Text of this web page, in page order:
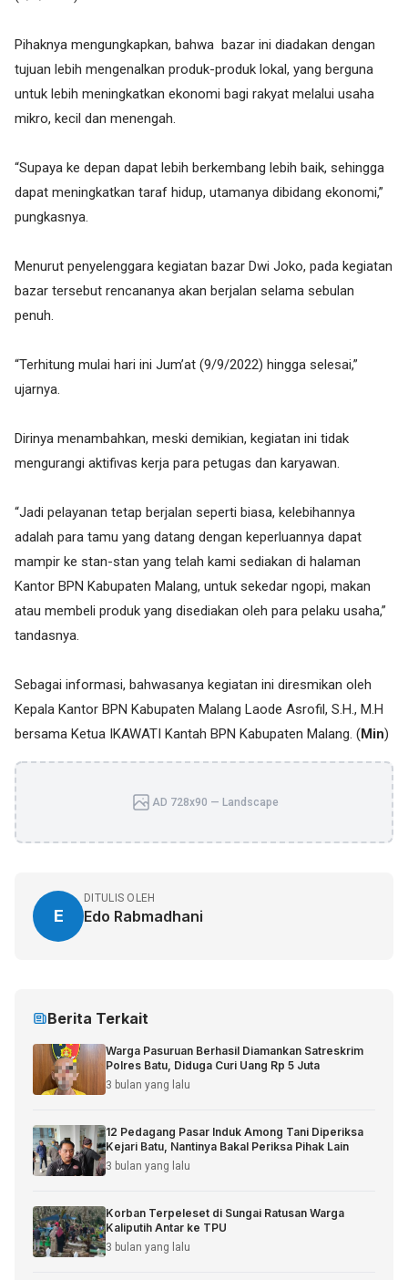
Pihaknya mengungkapkan, bahwa bazar ini diadakan dengan
tujuan lebih mengenalkan produk-produk lokal, yang berguna
untuk lebih meningkatkan ekonomi bagi rakyat melalui usaha
mikro, kecil dan menengah.
“Supaya ke depan dapat lebih berkembang lebih baik, sehingga
dapat meningkatkan taraf hidup, utamanya dibidang ekonomi,”
pungkasnya.
Menurut penyelenggara kegiatan bazar Dwi Joko, pada kegiatan
bazar tersebut rencananya akan berjalan selama sebulan
penuh.
“Terhitung mulai hari ini Jum’at (9/9/2022) hingga selesai,”
ujarnya.
Dirinya menambahkan, meski demikian, kegiatan ini tidak
mengurangi aktifivas kerja para petugas dan karyawan.
“Jadi pelayanan tetap berjalan seperti biasa, kelebihannya
adalah para tamu yang datang dengan keperluannya dapat
mampir ke stan-stan yang telah kami sediakan di halaman
Kantor BPN Kabupaten Malang, untuk sekedar ngopi, makan
atau membeli produk yang disediakan oleh para pelaku usaha,”
tandasnya.
Sebagai informasi, bahwasanya kegiatan ini diresmikan oleh
Kepala Kantor BPN Kabupaten Malang Laode Asrofil, S.H., M.H
bersama Ketua IKAWATI Kantah BPN Kabupaten Malang. (Min)
AD 728x90 — Landscape
E
DITULIS OLEH
Edo Rabmadhani
Berita Terkait
Warga Pasuruan Berhasil Diamankan Satreskrim
Polres Batu, Diduga Curi Uang Rp 5 Juta
3 bulan yang lalu
12 Pedagang Pasar Induk Among Tani Diperiksa
Kejari Batu, Nantinya Bakal Periksa Pihak Lain
3 bulan yang lalu
Korban Terpeleset di Sungai Ratusan Warga
Kaliputih Antar ke TPU
3 bulan yang lalu